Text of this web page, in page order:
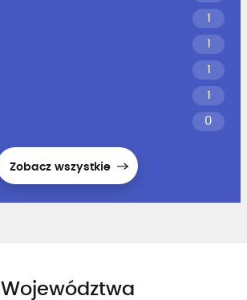
1
1
1
1
0
Zobacz wszystkie
Województwa